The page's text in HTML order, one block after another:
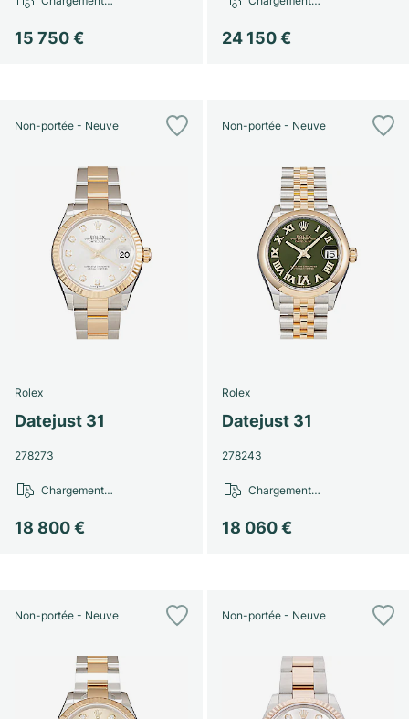
15 750 € 24 150 €
Non-portée - Neuve
Rolex
Datejust 31
278273
18 800 €
Chargement…
Non-portée - Neuve
Rolex
Datejust 31
278243
18 060 €
Chargement…
Non-portée - Neuve Non-portée - Neuve